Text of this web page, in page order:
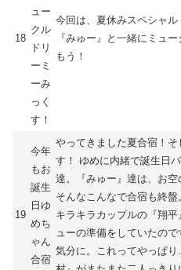
18
ュー
クル
ドリ
ーミ
ーみ
っく
す！
今回は、夏休みスペシャ
『みゅー』と一緒にミュ
もう！
19
今年
もお
誕生
日ゆ
めち
ゃん
合宿
やってきました夏合宿！
す！ ゆめに内緒で誕生日
達。『みゅー』達は、お空
そんなこんなで合宿も終
キラキラカップルの『翔
ューの準備をしていたの
気分に。これってやっぱ